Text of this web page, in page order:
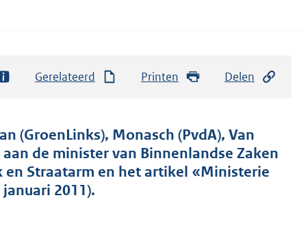
Gerelateerd Printen Delen
(GroenLinks), Monasch (PvdA), Van
de minister van Binnenlandse Zaken
Straatarm en het artikel «Ministerie
2011).